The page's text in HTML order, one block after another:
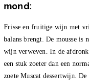
mond:
Frisse en fruitige wijn met
balans brengt. De mousse is
wijn verweven. In de
een stuk zoeter dan een
zoete Muscat dessertwijn.